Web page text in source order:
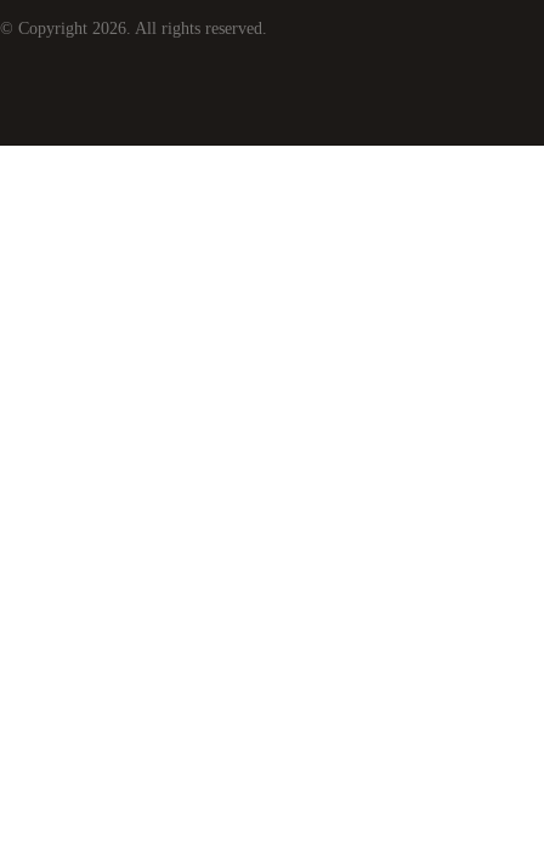
© Copyright 2026 . All rights reserved.